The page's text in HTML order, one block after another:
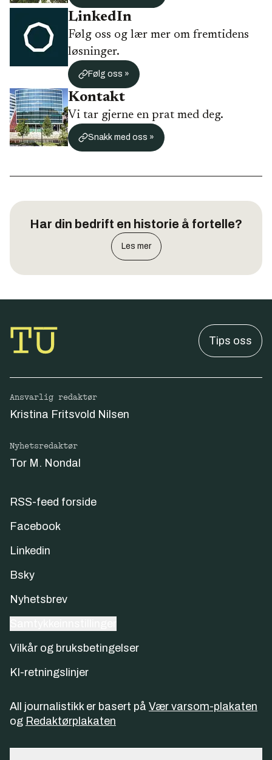
LinkedIn
Følg oss og lær mer om fremtidens
løsninger.
Følg oss »
Kontakt
Vi tar gjerne en prat med deg.
Snakk med oss »
Har din bedrift en historie å fortelle?
Les mer
Tips oss
Ansvarlig redaktør
Kristina Fritsvold Nilsen
Nyhetsredaktør
Tor M. Nondal
RSS-feed forside
Facebook
Linkedin
Bsky
Nyhetsbrev
Vilkår og bruksbetingelser
KI-retningslinjer
All journalistikk er basert på Vær varsom-plakaten
og Redaktørplakaten